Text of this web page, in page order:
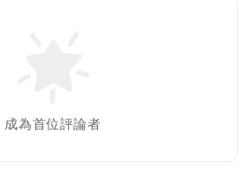
成為首位評論者